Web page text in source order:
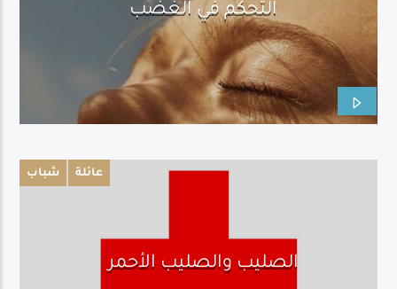
التحكم في الغضب
شباب عائلة
الصليب والصليب الأحمر